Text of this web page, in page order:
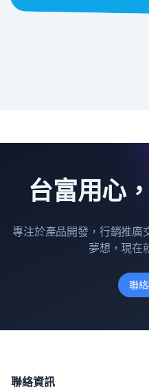
台富用心
專注於產品開發，行銷推廣
夢想，現在
聯
聯絡資訊